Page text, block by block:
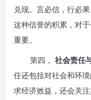
兑现。言必信，行必
这种信誉的积累，对
重要。
第四， 社会责任
任还包括对社会和环
求经济效益，还会关